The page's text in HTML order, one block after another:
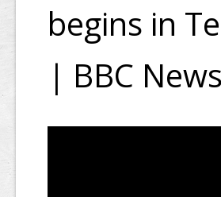
begins in
| BBC News